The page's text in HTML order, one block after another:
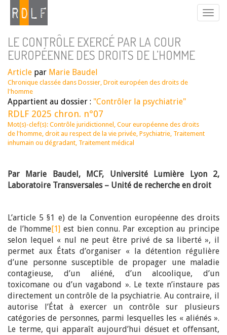
LE CONTRÔLE EXERCÉ PAR LA COUR
EUROPÉENNE DES DROITS DE L’HOMME
Article par Marie Baudel
Chronique classée dans Dossier, Droit européen des droits de
l'homme
Appartient au dossier : "Contrôler la psychiatrie"
RDLF 2025 chron. n°07
Mot(s)-clef(s): Contrôle juridictionnel , Cour européenne des droits
de l'homme, droit au respect de la vie privée, Psychiatrie, Traitement
inhumain ou dégradant, Traitement médical
Par Marie Baudel, MCF, Université Lumière Lyon 2,
Laboratoire Transversales – Unité de recherche en droit
L’article 5 §1 e) de la Convention européenne des droits
de l’homme[1]est bien connu. Par exception au principe
selon lequel « nul ne peut être privé de sa liberté », il
permet aux États d’organiser « la détention régulière
d’une personne susceptible de propager une maladie
contagieuse, d’un aliéné, d’un alcoolique, d’un
toxicomane ou d’un vagabond ». Le texte n’instaure pas
directement un contrôle de la psychiatrie. Au contraire, il
autorise l’État à exercer un contrôle sur plusieurs
catégories de personnes, parmi lesquelles les « aliénés ».
Le terme, qui apparaît aujourd’hui désuet et offensant,